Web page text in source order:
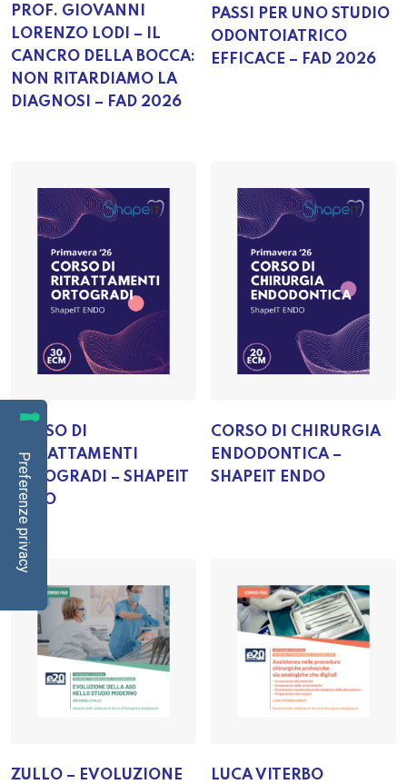
PROF. GIOVANNI
LORENZO LODI – IL
CANCRO DELLA BOCCA:
NON RITARDIAMO LA
DIAGNOSI – FAD 2026
PASSI PER UNO STUDIO
ODONTOIATRICO
EFFICACE – FAD 2026
CORSO DI
RITRATTAMENTI
ORTOGRADI – SHAPEIT
ENDO
CORSO DI CHIRURGIA
ENDODONTICA –
SHAPEIT ENDO
ZULLO – EVOLUZIONE
LUCA VITERBO